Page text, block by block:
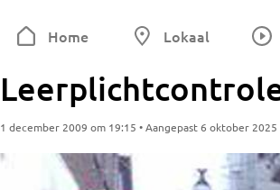
Home Lokaal
1 december 2009 om 19:15 • Aangepast 6 oktober 2025